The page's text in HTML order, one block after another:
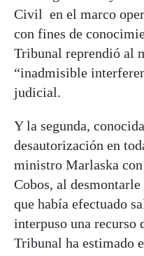
Civil en el marco
con fines de
Tribunal reprendió al
“inadmisible
judicial.
Y la segunda,
desautorización en
ministro Marlaska
Cobos, al
que había efectuado
interpuso una
Tribunal ha estimado